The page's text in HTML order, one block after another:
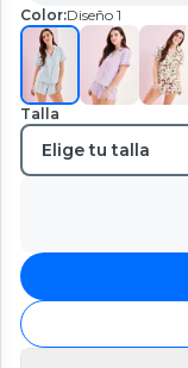
Color:Diseño 1
Talla